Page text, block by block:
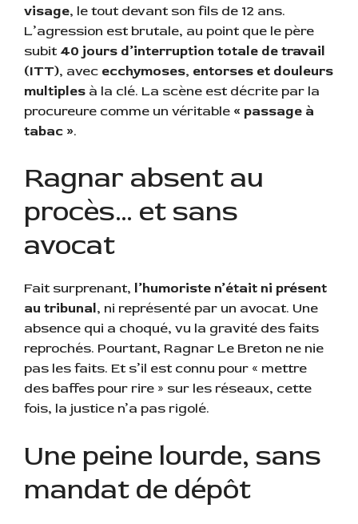
visage, le tout devant son fils de 12 ans.
L’agression est brutale, au point que le père
subit 40 jours d’interruption totale de travail
(ITT), avec ecchymoses, entorses et douleurs
multiples à la clé. La scène est décrite par la
procureure comme un véritable « passage à
tabac ».
Ragnar absent au
procès… et sans
avocat
Fait surprenant, l’humoriste n’était ni présent
au tribunal, ni représenté par un avocat. Une
absence qui a choqué, vu la gravité des faits
reprochés. Pourtant, Ragnar Le Breton ne nie
pas les faits. Et s’il est connu pour « mettre
des baffes pour rire » sur les réseaux, cette
fois, la justice n’a pas rigolé.
Une peine lourde, sans
mandat de dépôt